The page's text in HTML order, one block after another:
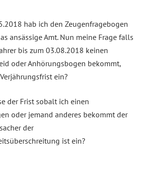
hab ich den Zeugenfragebogen
ansässige Amt. Nun meine Frage falls
bis zum 03.08.2018 keinen
oder Anhörungsbogen bekommt,
ein?
der Frist sobalt ich einen
oder jemand anderes bekommt der
der
ist ein?